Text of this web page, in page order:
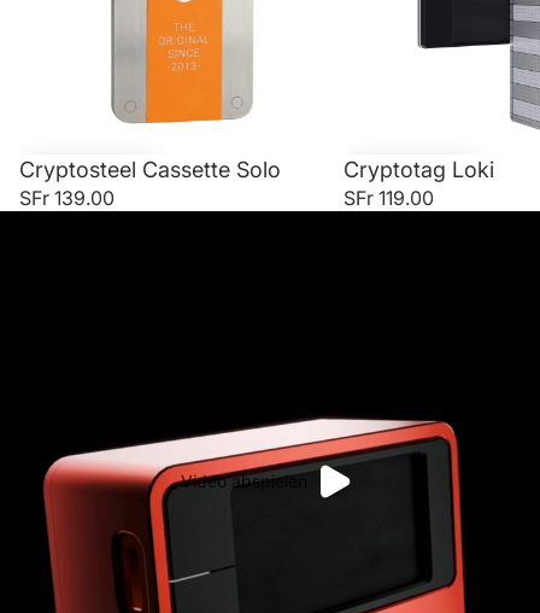
Cryptosteel Cassette Solo
SFr 139.00
Cryptotag Loki
SFr 119.00
Video abspielen